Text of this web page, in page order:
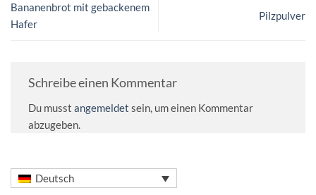
Bananenbrot mit gebackenem
Hafer
Pilzpulver
Schreibe einen Kommentar
Du musst angemeldet sein, um einen Kommentar
abzugeben.
Deutsch